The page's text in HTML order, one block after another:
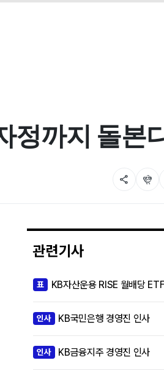
정까지 돌본
share flutter_dash
관련기사
표 KB자산운용 RISE 월배당
인사 KB국민은행 경영진 인사
인사 KB금융지주 경영진 인사